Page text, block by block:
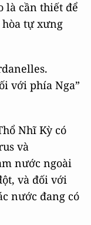
là cần thiết để
tự xưng
với phía Nga”
Nhĩ Kỳ có
và
nước ngoài
và đối với
nước đang có